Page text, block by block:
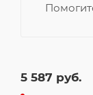
5 587 руб.